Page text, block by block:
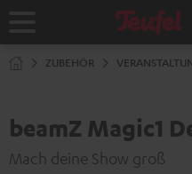
Startseite
ZUBEHÖR
beamZ Magic1
Mach deine Show groß